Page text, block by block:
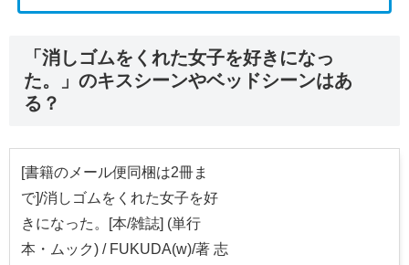
「消しゴムをくれた女子を好きになっ
た。」のキスシーンやベッドシーンはあ
る？
[書籍のメール便同梱は2冊ま
で]/消しゴムをくれた女子を好
きになった。[本/雑誌] (単行
本・ムック) / FUKUDA(w)/著 志